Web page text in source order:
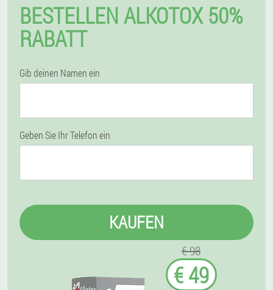
BESTELLEN ALKOTOX 50%
RABATT
Gib deinen Namen ein
Geben Sie Ihr Telefon ein
KAUFEN
€ 98
€ 49